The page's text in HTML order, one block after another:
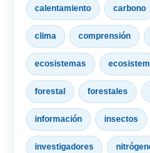
calentamiento carbono
clima comprensión
ecosistemas
forestal forestales
información insectos
investigadores